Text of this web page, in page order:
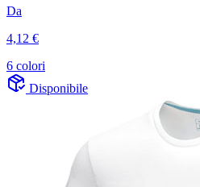
Da
4,12 €
6 colori
Disponibile